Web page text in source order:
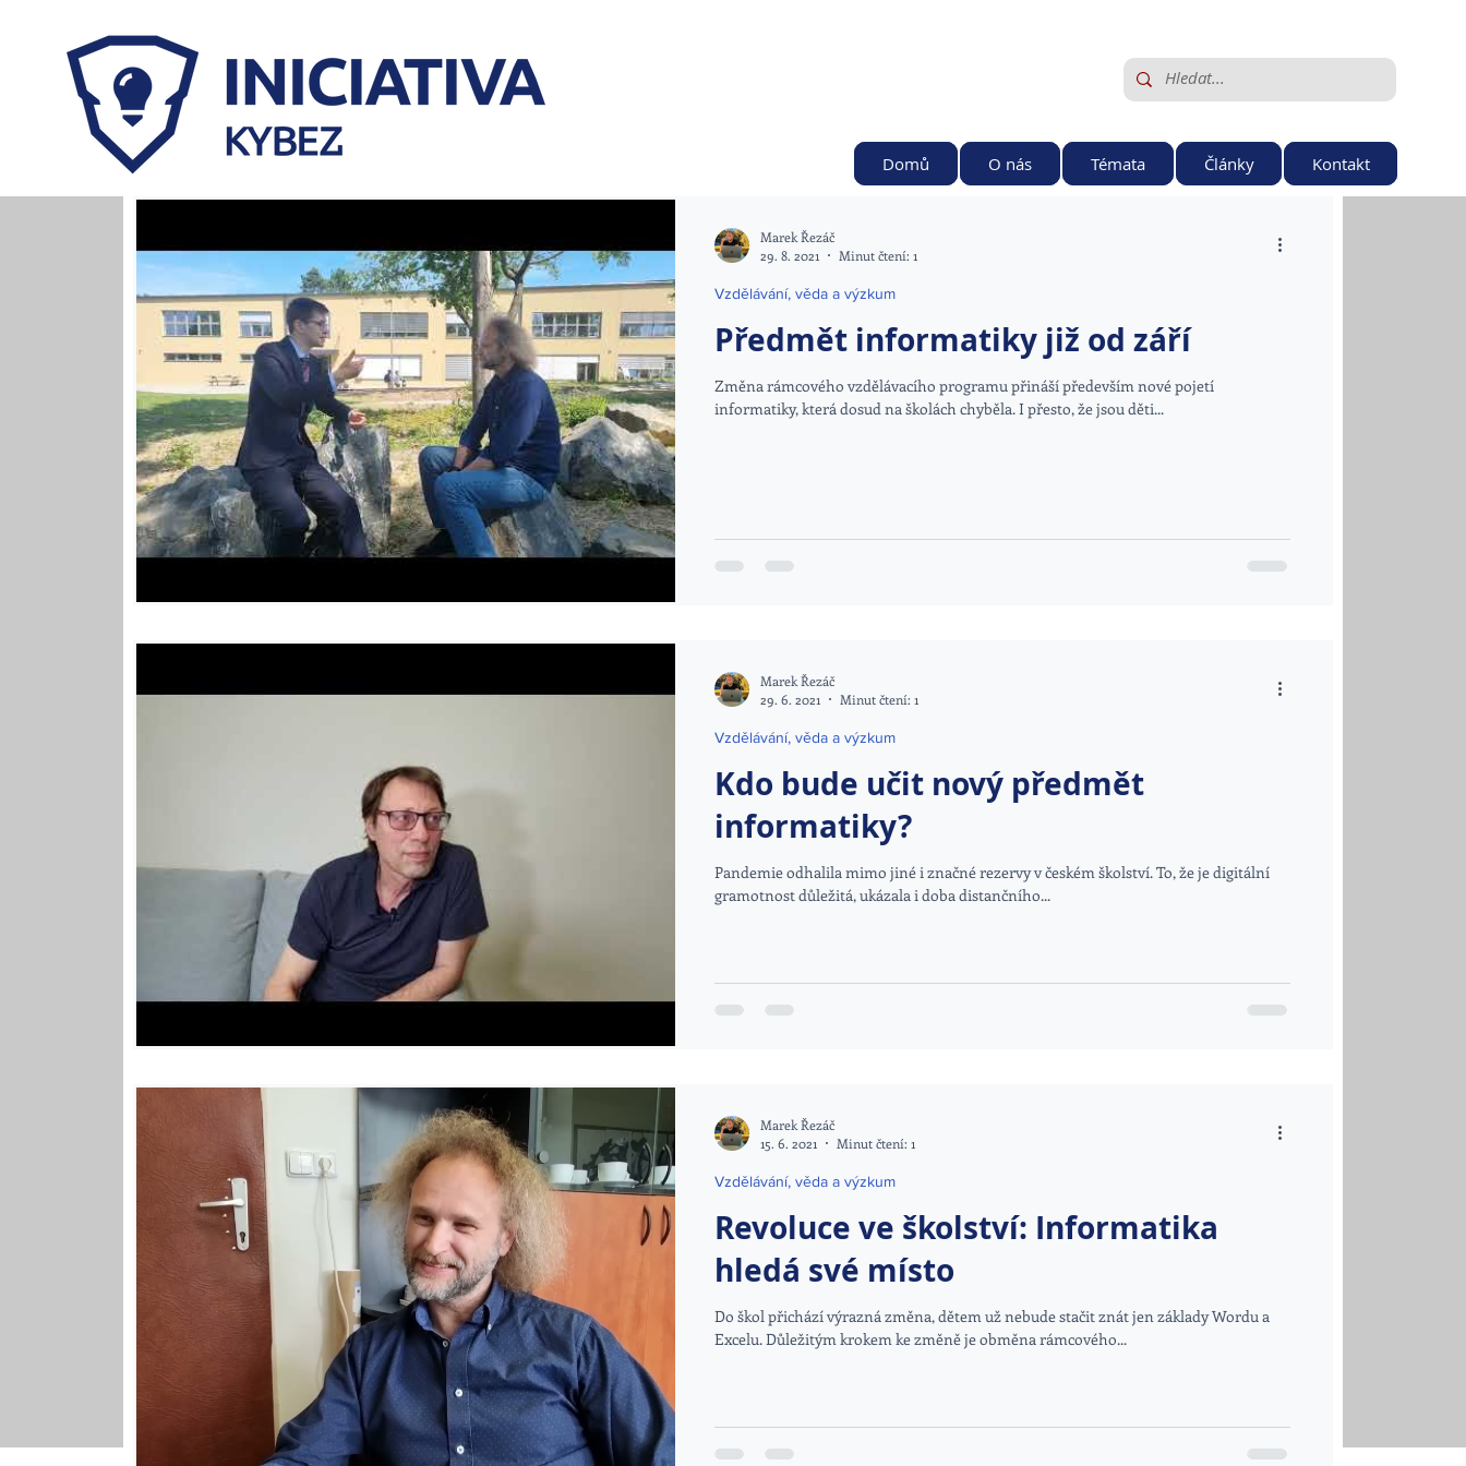
Domů O nás Témata Články Kontakt
Předmět informatiky již od září
Změna rámcového vzdělávacího programu přináší především nové pojetí
informatiky, která dosud na školách chyběla. I přesto, že jsou děti...
Vzdělávání, věda a výzkum
Marek Řezáč
29. 8. 2021
Minut čtení: 1
Kdo bude učit nový předmět
informatiky?
Pandemie odhalila mimo jiné i značné rezervy v českém školství. To, že je digitální
gramotnost důležitá, ukázala i doba distančního...
Vzdělávání, věda a výzkum
Marek Řezáč
29. 6. 2021
Minut čtení: 1
Revoluce ve školství: Informatika
hledá své místo
Do škol přichází výrazná změna, dětem už nebude stačit znát jen základy Wordu a
Excelu. Důležitým krokem ke změně je obměna rámcového...
Vzdělávání, věda a výzkum
Marek Řezáč
15. 6. 2021
Minut čtení: 1